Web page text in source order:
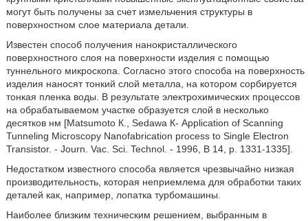
могут быть получены за счет измельчения структуры в
поверхностном слое материала детали.
Известен способ получения нанокристаллического
поверхностного слоя на поверхности изделия с помощью
туннельного микроскопа. Согласно этого способа на поверхность
изделия наносят тонкий слой металла, на котором сорбируется
тонкая пленка воды. В результате электрохимических процессов
на обрабатываемом участке образуется слой в несколько
десятков нм [Matsumoto К., Sedawa К- Application of Scanning
Tunneling Microscopy Nanofabrication process to Single Electron
Transistor. - Journ. Vac. Sci. Technol. - 1996, В 14, p. 1331-1335].
Недостатком известного способа является чрезвычайно низкая
производительность, которая неприемлема для обработки таких
деталей как, например, лопатка турбомашины.
Наиболее близким техническим решением, выбранным в